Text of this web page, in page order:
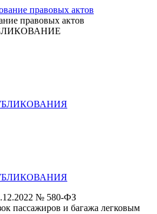
правовых актов
№ 580-ФЗ
пассажиров и багажа легковым